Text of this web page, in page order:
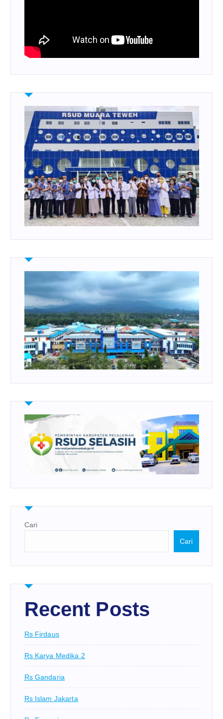
Cari
Cari
Recent Posts
Rs Firdaus
Rs Karya Medika 2
Rs Gandaria
Rs Islam Jakarta